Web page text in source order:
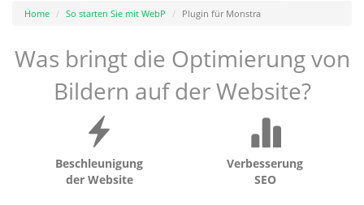
Home So starten Sie mit WebP Plugin für Monstra
Was bringt die Optimierung von
Bildern auf der Website?
Beschleunigung
der Website
Verbesserung
SEO